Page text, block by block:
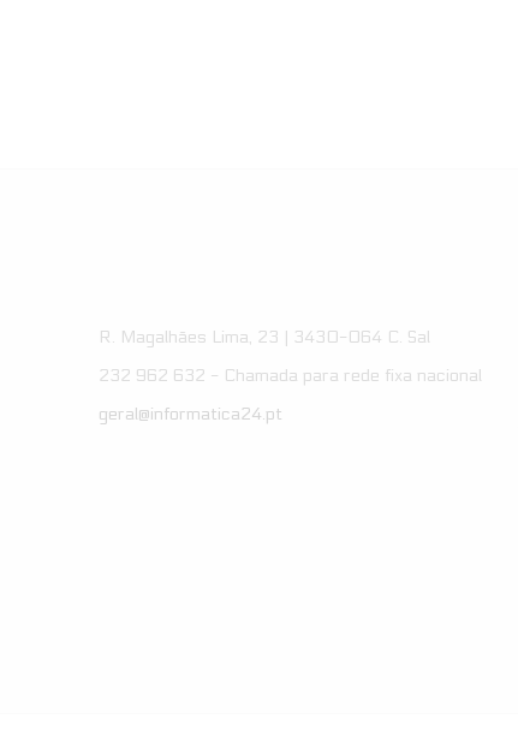
R. Magalhães Lima, 23 | 3430-064 C. Sal
232 962 632 - Chamada para rede fixa nacional
geral@informatica24.pt